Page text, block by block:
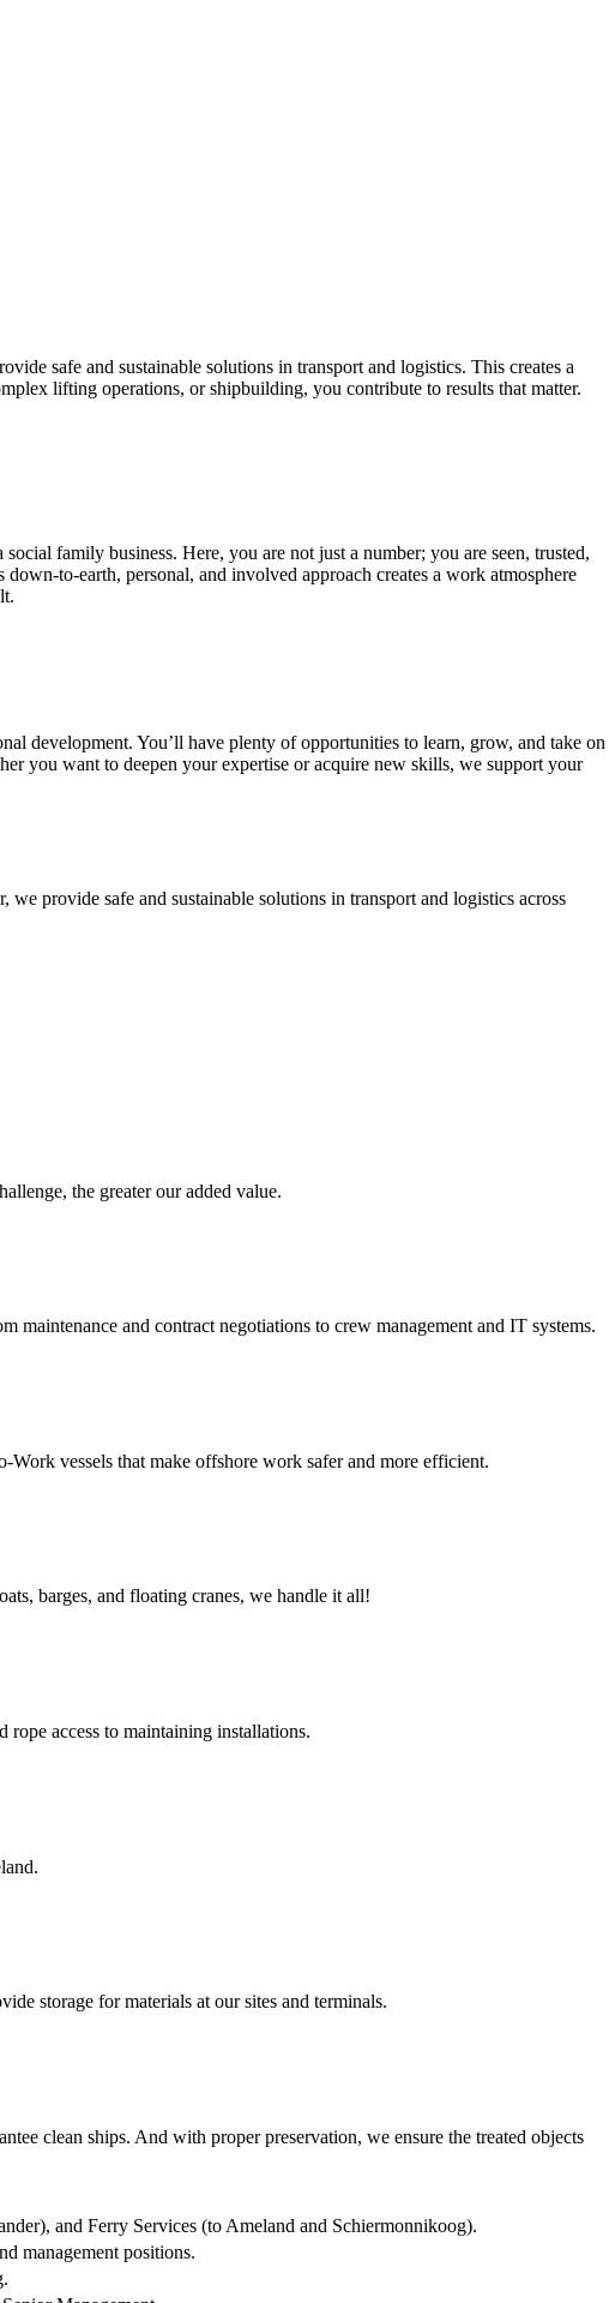
safe and sustainable solutions in transport and logistics. This creates a
lifting operations, or shipbuilding, you contribute to results that matter.
family business. Here, you are not just a number; you are seen, trusted,
to-earth, personal, and involved approach creates a work atmosphere
development. You’ll have plenty of opportunities to learn, grow, and take on
you want to deepen your expertise or acquire new skills, we support your
provide safe and sustainable solutions in transport and logistics across
the greater our added value.
and contract negotiations to crew management and IT systems.
vessels that make offshore work safer and more efficient.
barges, and floating cranes, we handle it all!
access to maintaining installations.
storage for materials at our sites and terminals.
clean ships. And with proper preservation, we ensure the treated objects
and Ferry Services (to Ameland and Schiermonnikoog).
management positions.